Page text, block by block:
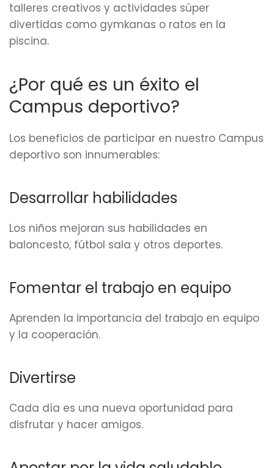
talleres creativos y actividades súper
divertidas como gymkanas o ratos en la
piscina.
¿Por qué es un éxito el
Campus deportivo?
Los beneficios de participar en nuestro Campus
deportivo son innumerables:
Desarrollar habilidades
Los niños mejoran sus habilidades en
baloncesto, fútbol sala y otros deportes.
Fomentar el trabajo en equipo
Aprenden la importancia del trabajo en equipo
y la cooperación.
Divertirse
Cada día es una nueva oportunidad para
disfrutar y hacer amigos.